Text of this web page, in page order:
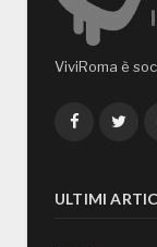
ViviRoma è
Facebook
ULTIMI